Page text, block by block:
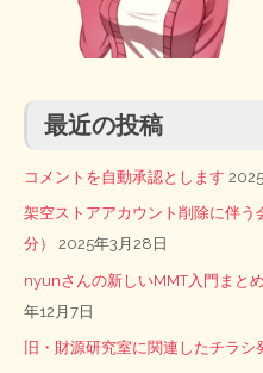
最近の投稿
コメントを自動承認とします
架空ストアアカウント削除に伴
分）
2025年3月28日
nyunさんの新しいMMT入門まと
年12月7日
旧・財源研究室に関連したチラシ